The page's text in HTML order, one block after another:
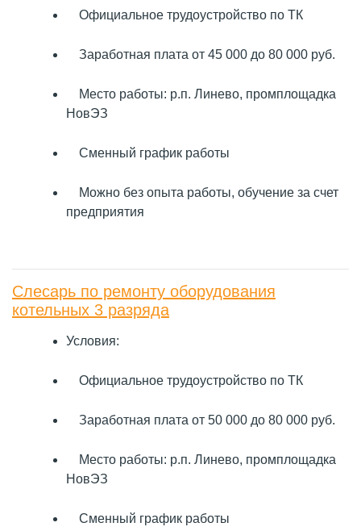
Официальное трудоустройство по ТК
Заработная плата от 45 000 до 80 000 руб.
Место работы: р.п. Линево, промплощадка
НовЭЗ
Сменный график работы
Можно без опыта работы, обучение за счет
предприятия
Слесарь по ремонту оборудования
котельных 3 разряда
Условия:
Официальное трудоустройство по ТК
Заработная плата от 50 000 до 80 000 руб.
Место работы: р.п. Линево, промплощадка
НовЭЗ
Сменный график работы